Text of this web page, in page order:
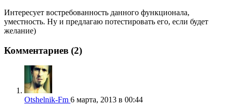
Интересует востребованность данного функционала,
уместность. Ну и предлагаю потестировать его, если будет
желание)
Комментариев (2)
Otshelnik-Fm 6 марта, 2013 в 00:44